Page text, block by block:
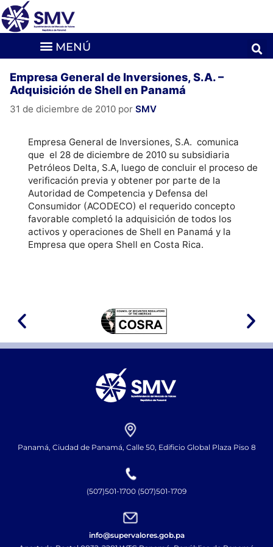
Empresa General de Inversiones, S.A. –
Adquisición de Shell en Panamá
31 de diciembre de 2010 por SMV
Empresa General de Inversiones, S.A. comunica
que el 28 de diciembre de 2010 su subsidiaria
Petróleos Delta, S.A, luego de concluir el proceso de
verificación previa y obtener por parte de la
Autoridad de Competencia y Defensa del
Consumidor (ACODECO) el requerido concepto
favorable completó la adquisición de todos los
activos y operaciones de Shell en Panamá y la
Empresa que opera Shell en Costa Rica.
Panamá, Ciudad de Panamá, Calle 50, Edificio Global Plaza Piso 8
(507)501-1700 (507)501-1709
info@supervalores.gob.pa